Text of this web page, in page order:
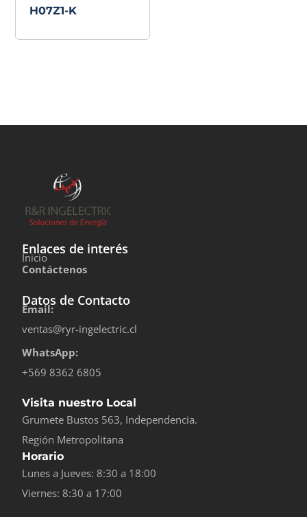
H07Z1-K
Enlaces de interés
Inicio
Contáctenos
Datos de Contacto
Email:
ventas@ryr-ingelectric.cl
WhatsApp:
+569 8362 6805
Visita nuestro Local
Grumete Bustos 563, Independencia.
Región Metropolitana
Horario
Lunes a Jueves: 8:30 a 18:00
Viernes: 8:30 a 17:00